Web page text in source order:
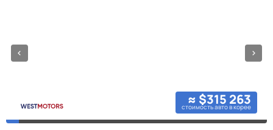
≈ $315 263
стоимость авто в корее